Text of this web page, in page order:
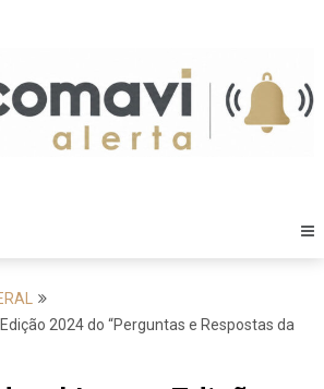
2024 do “Perguntas e Respostas da